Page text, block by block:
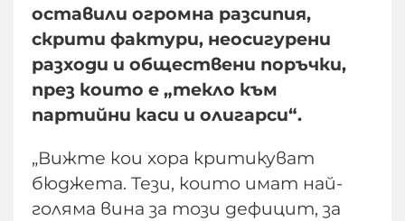
оставили огромна разсипия,
скрити фактури, неосигурени
разходи и обществени поръчки,
през които е „текло към
партийни каси и олигарси“.
„Вижте кои хора критикуват
бюджета. Тези, които имат най-
голяма вина за този дефицит, за